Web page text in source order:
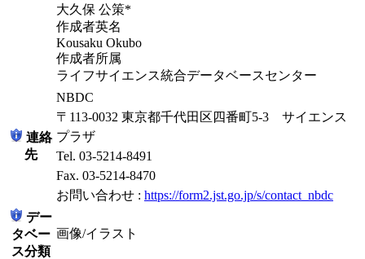
大久保 公策*
作成者英名
Kousaku Okubo
作成者所属
ライフサイエンス統合データベースセンター
連絡
先
NBDC
〒113-0032 東京都千代田区四番町5-3 サイエンス
プラザ
Tel. 03-5214-8491
Fax. 03-5214-8470
お問い合わせ : https://form2.jst.go.jp/s/contact_nbdc
デー
タベー
ス分類
画像/イラスト